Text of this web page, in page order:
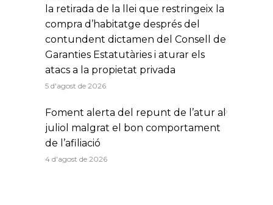
la retirada de la llei que restringeix la
compra d’habitatge després del
contundent dictamen del Consell de
Garanties Estatutàries i aturar els
atacs a la propietat privada
5 d'agost de 2026
Foment alerta del repunt de l’atur al
juliol malgrat el bon comportament
de l’afiliació
4 d'agost de 2026